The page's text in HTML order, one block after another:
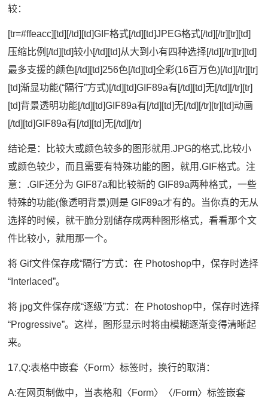
较：
[tr=#ffeacc][td][/td][td]GIF格式[/td][td]JPEG格式[/td][/tr][tr][td]
压缩比例[/td][td]较小[/td][td]从大到小有四种选择[/td][/tr][tr][td]
最多支援的颜色[/td][td]256色[/td][td]全彩(16百万色)[/td][/tr][tr]
[td]渐显功能(“隔行”方式)[/td][td]GIF89a有[/td][td]无[/td][/tr][tr]
[td]背景透明功能[/td][td]GIF89a有[/td][td]无[/td][/tr][tr][td]动画
[/td][td]GIF89a有[/td][td]无[/td][/tr]
结论是：比较大或颜色较多的图形就用.JPG的格式,比较小
或颜色较少，而且需要有特殊功能的图，就用.GIF格式。注
意：.GIF还分为 GIF87a和比较新的 GIF89a两种格式，一些
特殊的功能(像透明背景)则是 GIF89a才有的。当你真的无从
选择的时候，就干脆分别储存成两种图形格式，看看那个文
件比较小，就用那一个。
将 Gif文件保存成“隔行”方式：在 Photoshop中，保存时选择
“Interlaced”。
将 jpg文件保存成“逐级”方式：在 Photoshop中，保存时选择
“Progressive”。这样，图形显示时将由模糊逐渐变得清晰起
来。
17,Q:表格中嵌套〈Form〉标签时，换行的取消：
A:在网页制做中，当表格和〈Form〉〈/Form〉标签嵌套